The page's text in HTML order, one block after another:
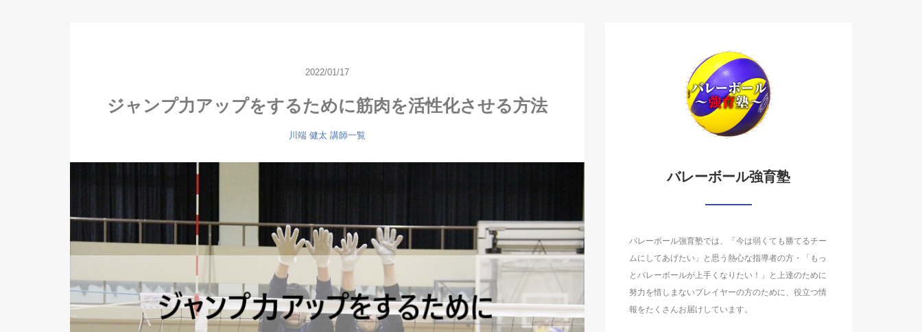
2022/01/17
ジャンプ力アップをするために筋肉を活性化させる方法
川端 健太 講師一覧
バレーボール強育塾
バレーボール強育塾では、「今は弱くても勝てるチー
ムにしてあげたい」と思う熱心な指導者の方・「もっ
とバレーボールが上手くなりたい！」と上達のために
努力を惜しまないプレイヤーの方のために、役立つ情
報をたくさんお届けしています。